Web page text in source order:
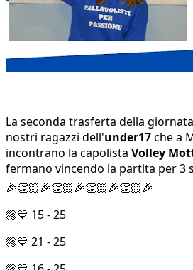
La seconda trasferta della
nostri ragazzi dell'under17che a
incontrano la capolista Volley
fermano vincendo la partita per 3
🎉👏🏻🎉👏🏻🎉👏🏻🎉👏🏻🎉
🏐💙 15 - 25
🏐💙 21 - 25